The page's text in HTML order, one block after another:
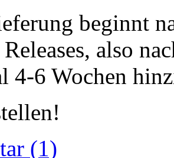
beginnt
also
4-6 Wochen
(1)